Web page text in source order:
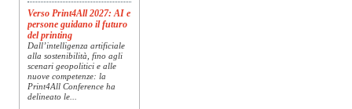
Verso Print4All 2027: AI e
persone guidano il futuro
del printing
Dall’intelligenza artificiale
alla sostenibilità, fino agli
scenari geopolitici e alle
nuove competenze: la
Print4All Conference ha
delineato le...